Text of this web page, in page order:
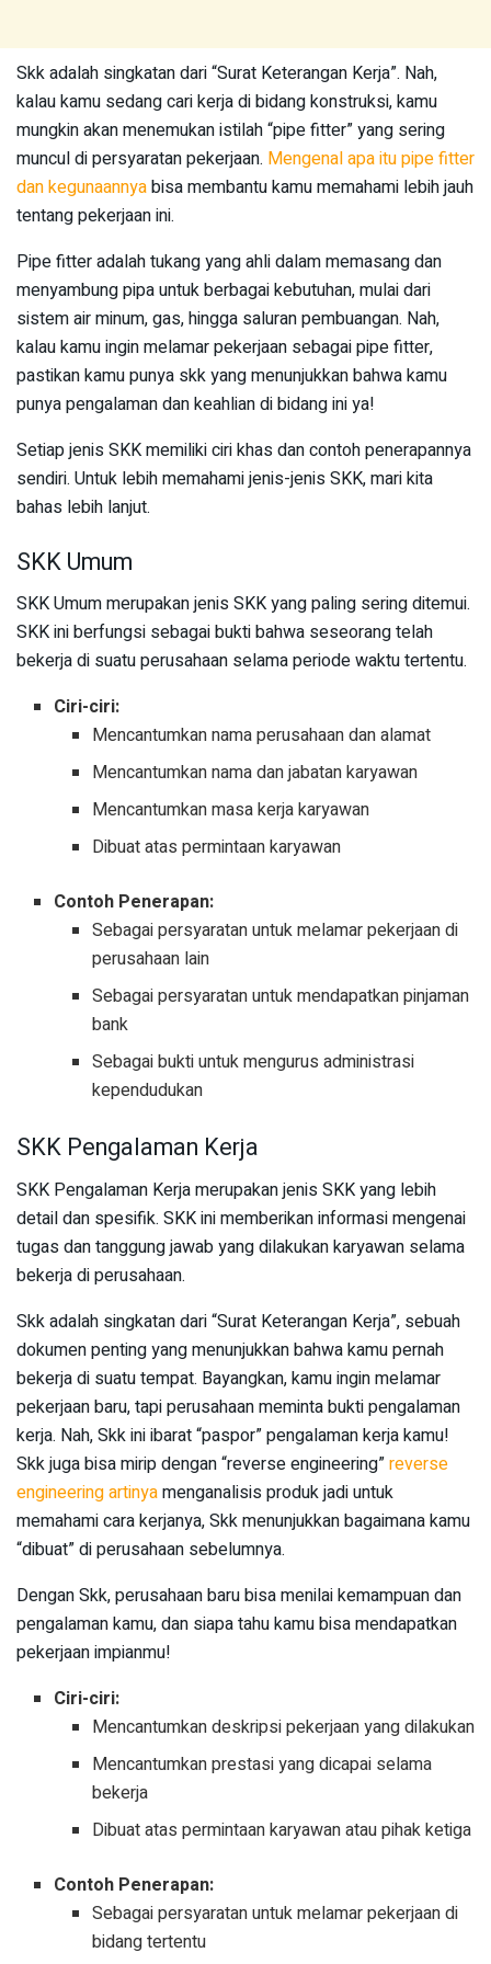
Skk adalah singkatan dari “Surat Keterangan Kerja”. Nah,
kalau kamu sedang cari kerja di bidang konstruksi, kamu
mungkin akan menemukan istilah “pipe fitter” yang sering
muncul di persyaratan pekerjaan. Mengenal apa itu pipe fitter
dan kegunaannyabisa membantu kamu memahami lebih jauh
tentang pekerjaan ini.
Pipe fitter adalah tukang yang ahli dalam memasang dan
menyambung pipa untuk berbagai kebutuhan, mulai dari
sistem air minum, gas, hingga saluran pembuangan. Nah,
kalau kamu ingin melamar pekerjaan sebagai pipe fitter,
pastikan kamu punya skk yang menunjukkan bahwa kamu
punya pengalaman dan keahlian di bidang ini ya!
Setiap jenis SKK memiliki ciri khas dan contoh penerapannya
sendiri. Untuk lebih memahami jenis-jenis SKK, mari kita
bahas lebih lanjut.
SKK Umum
SKK Umum merupakan jenis SKK yang paling sering ditemui.
SKK ini berfungsi sebagai bukti bahwa seseorang telah
bekerja di suatu perusahaan selama periode waktu tertentu.
Ciri-ciri:
Mencantumkan nama perusahaan dan alamat
Mencantumkan nama dan jabatan karyawan
Mencantumkan masa kerja karyawan
Dibuat atas permintaan karyawan
Contoh Penerapan:
Sebagai persyaratan untuk melamar pekerjaan di
perusahaan lain
Sebagai persyaratan untuk mendapatkan pinjaman
bank
Sebagai bukti untuk mengurus administrasi
kependudukan
SKK Pengalaman Kerja
SKK Pengalaman Kerja merupakan jenis SKK yang lebih
detail dan spesifik. SKK ini memberikan informasi mengenai
tugas dan tanggung jawab yang dilakukan karyawan selama
bekerja di perusahaan.
Skk adalah singkatan dari “Surat Keterangan Kerja”, sebuah
dokumen penting yang menunjukkan bahwa kamu pernah
bekerja di suatu tempat. Bayangkan, kamu ingin melamar
pekerjaan baru, tapi perusahaan meminta bukti pengalaman
kerja. Nah, Skk ini ibarat “paspor” pengalaman kerja kamu!
Skk juga bisa mirip dengan “reverse engineering”reverse
engineering artinyamenganalisis produk jadi untuk
memahami cara kerjanya, Skk menunjukkan bagaimana kamu
“dibuat” di perusahaan sebelumnya.
Dengan Skk, perusahaan baru bisa menilai kemampuan dan
pengalaman kamu, dan siapa tahu kamu bisa mendapatkan
pekerjaan impianmu!
Ciri-ciri:
Mencantumkan deskripsi pekerjaan yang dilakukan
Mencantumkan prestasi yang dicapai selama
bekerja
Dibuat atas permintaan karyawan atau pihak ketiga
Contoh Penerapan:
Sebagai persyaratan untuk melamar pekerjaan di
bidang tertentu